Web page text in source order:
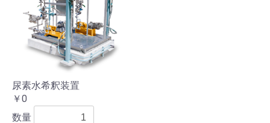
尿素水希釈装置
￥0
数量